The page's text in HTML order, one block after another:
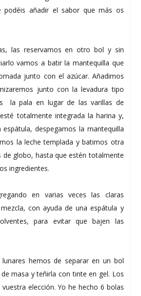
podéis añadir el sabor que más os
las reservamos en otro bol y sin
vamos a batir la mantequilla que
junto con el azúcar. Añadimos
junto con la levadura tipo
la pala en lugar de las varillas de
totalmente integrada la harina y,
despegamos la mantequilla
la leche templada y batimos otra
de globo, hasta que estén totalmente
ingredientes.
en varias veces las claras
con ayuda de una espátula y
para evitar que bajen las
hemos de separar en un bol
masa y teñirla con tinte en gel. Los
elección. Yo he hecho 6 bolas